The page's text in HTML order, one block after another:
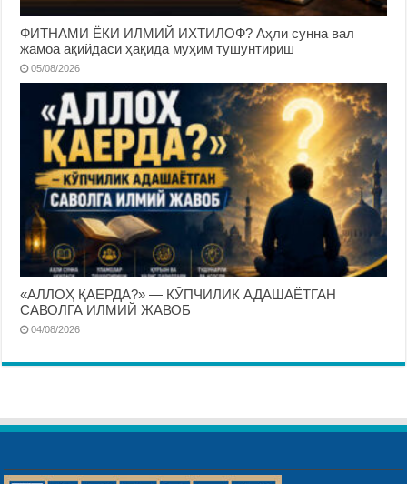
ФИТНАМИ ЁКИ ИЛМИЙ ИХТИЛОФ? Аҳли сунна вал
жамоа ақийдаси ҳақида муҳим тушунтириш
05/08/2026
«АЛЛОҲ ҚАЕРДА?» — КЎПЧИЛИК АДАШАЁТГАН
САВОЛГА ИЛМИЙ ЖАВОБ
04/08/2026